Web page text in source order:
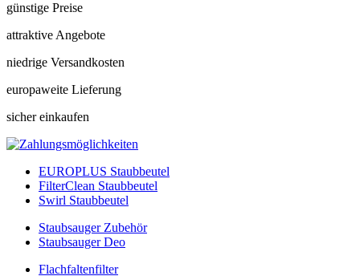
günstige Preise
attraktive Angebote
niedrige Versandkosten
europaweite Lieferung
sicher einkaufen
EUROPLUS Staubbeutel
FilterClean Staubbeutel
Swirl Staubbeutel
Staubsauger Zubehör
Staubsauger Deo
Flachfaltenfilter